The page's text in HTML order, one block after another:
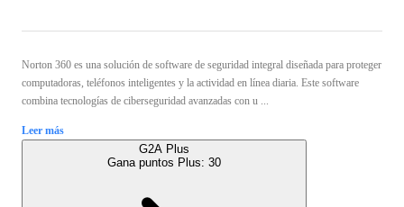
Norton 360 es una solución de software de seguridad integral diseñada para proteger
computadoras, teléfonos inteligentes y la actividad en línea diaria. Este software
combina tecnologías de ciberseguridad avanzadas con u ...
Leer más
G2A Plus
Gana puntos Plus: 30